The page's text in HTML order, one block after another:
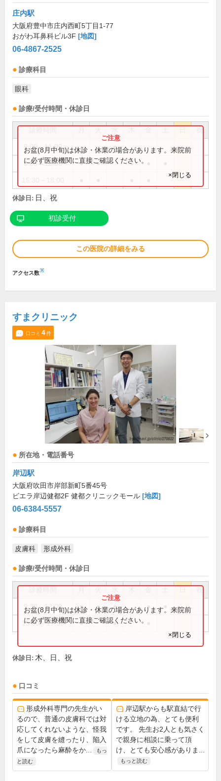
庄内駅
大阪府豊中市庄内西町5丁目1-77
おがわ耳鼻科ビル3F [地図]
06-4867-2525
診療科目
眼科
診療/受付時間・休診日
祝
9:00～11:00 ●
9:00～12:30 ● ● ●
お盆(8月中旬)は休診・休業の場合があります。来院前
に必ず医療機関に直接ご確認ください。
×閉じる
休診日: 日、祝
初診受付
この医院の詳細をみる
アクセス数※
すまクリニック
口コミ 4件
所在地・電話番号
岸辺駅
大阪府吹田市岸部新町5番45号
ビエラ岸辺健都2F 健都クリニックモール [地図]
06-6384-5557
診療科目
皮膚科 形成外科
診療/受付時間・休診日
祝
9:30～12:00 ● ● ● ●
15:00～17:30 ● ●
お盆(8月中旬)は休診・休業の場合があります。来院前
に必ず医療機関に直接ご確認ください。
×閉じる
休診日: 木、日、祝
口コミ
形成外科専門の先生がい
るので、普通の皮膚科では対
応してくれないような、怪我
をして皮膚を縫ったり、陥入
爪になったら麻酔をか...
もっ
と読む
岸辺駅からも駅直結で行
ける立地の為、とても便利
です。 先生お2人とも気さく
で親身に相談に乗って頂
け、とても安心感がありま...
もっと読む